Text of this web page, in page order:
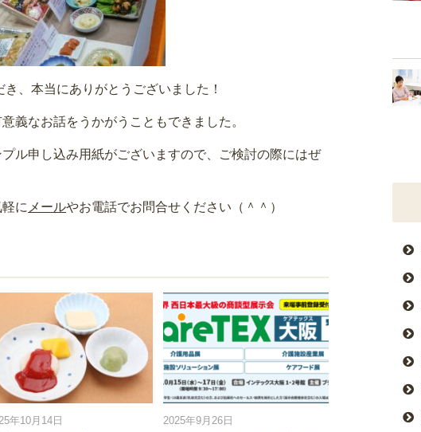
、本当にありがとうございました！
義なお話をうかがうこともできました。
ル申し込み用紙がございますので、ご検討の際にはぜ
に メールやお電話でお問合せください（＾＾）
年10月14日 2025年9月26日